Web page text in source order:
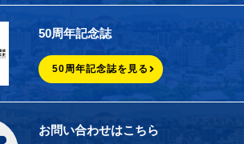
50周年記念誌
50周年記念誌を見る
お問い合わせはこちら